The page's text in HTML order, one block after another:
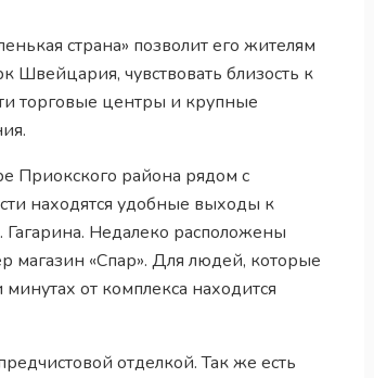
страна» позволит его жителям
Швейцария, чувствовать близость к
торговые центры и крупные
Приокского района рядом с
находятся удобные выходы к
Гагарина. Недалеко расположены
магазин «Спар». Для людей, которые
от комплекса находится
отделкой. Так же есть